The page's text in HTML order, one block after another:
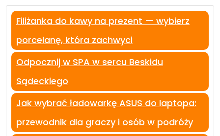
Filiżanka do kawy na prezent — wybierz
porcelanę, która zachwyci
Odpocznij w SPA w sercu Beskidu
Sądeckiego
Jak wybrać ładowarkę ASUS do laptopa:
przewodnik dla graczy i osób w podróży